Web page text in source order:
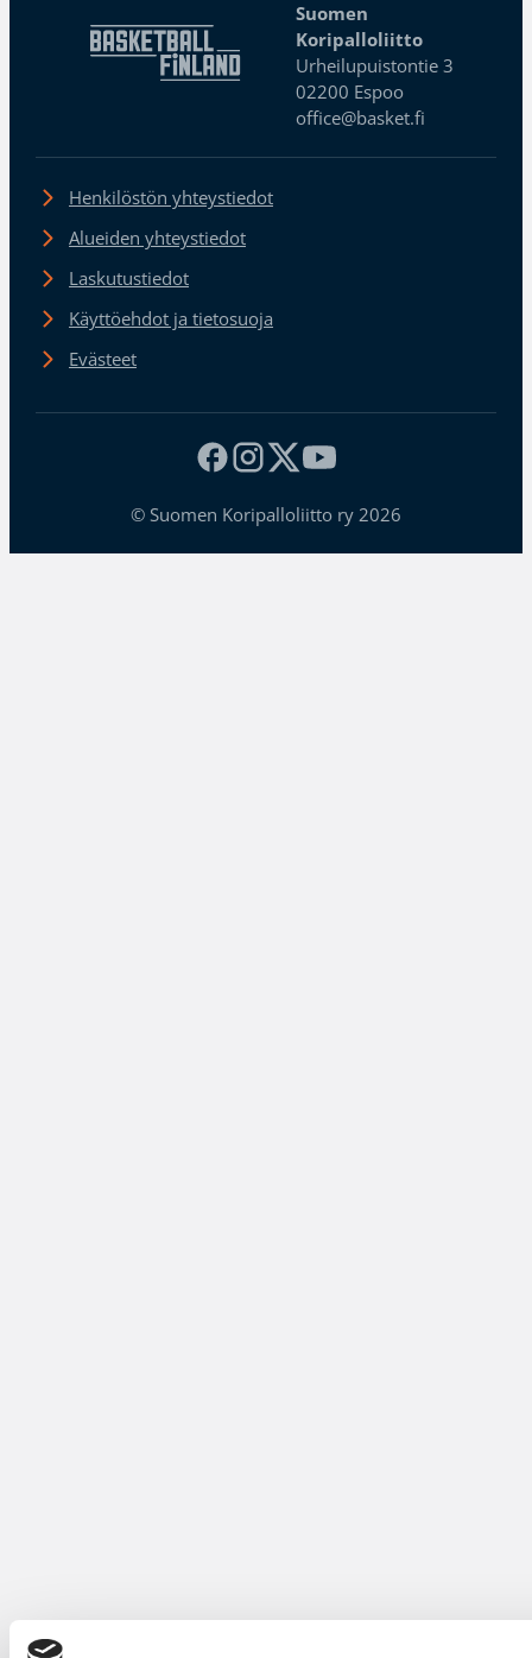
Suomen
Koripalloliitto
Urheilupuistontie 3
02200 Espoo
office@basket.fi
Henkilöstön yhteystiedot
Alueiden yhteystiedot
Laskutustiedot
Käyttöehdot ja tietosuoja
Evästeet
© Suomen Koripalloliitto ry 2026